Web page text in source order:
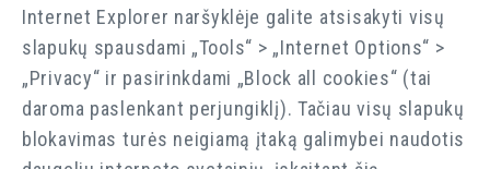
Internet Explorer naršyklėje galite atsisakyti visų
slapukų spausdami „Tools“ > „Internet Options“ >
„Privacy“ ir pasirinkdami „Block all cookies“ (tai
daroma paslenkant perjungiklį). Tačiau visų slapukų
blokavimas turės neigiamą įtaką galimybei naudotis